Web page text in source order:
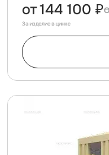
от144 100 ₽
За изделие в цинке